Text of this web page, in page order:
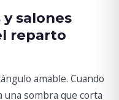
salones
reparto
amable. Cuando
una sombra que corta